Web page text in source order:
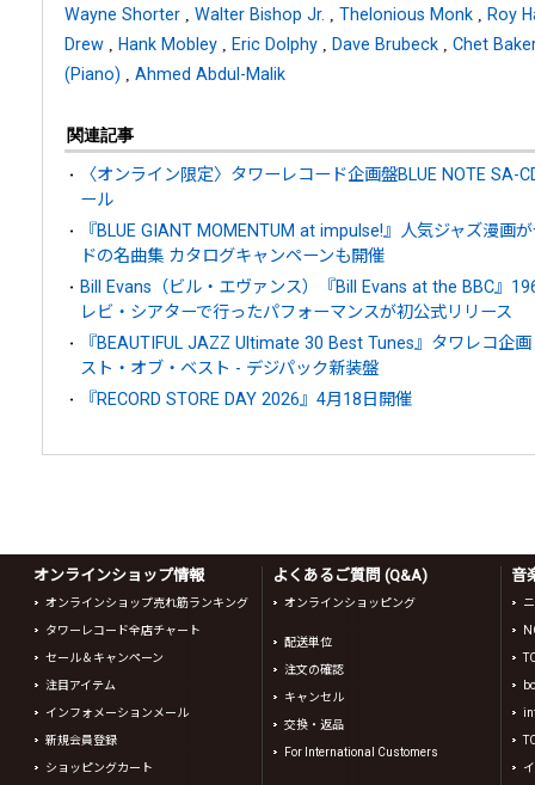
Wayne Shorter Walter Bishop Jr. Thelonious Monk
Roy
Drew
Hank Mobley Eric Dolphy Dave Brubeck
Chet
(Piano)
Ahmed Abdul-Malik
関連記事
〈オンライン限定〉タワーレコード企画盤BLUE NOTE SA-
ール
『BLUE GIANT MOMENTUM at impulse!』人気ジャズ漫画
ドの名曲集 カタログキャンペーンも開催
Bill Evans（ビル・エヴァンス）『Bill Evans at the BBC』
レビ・シアターで行ったパフォーマンスが初公式リリース
『BEAUTIFUL JAZZ Ultimate 30 Best Tunes』タワレコ企
スト・オブ・ベスト - デジパック新装盤
『RECORD STORE DAY 2026』4月18日開催
オンラインショップ情報
オンラインショップ売れ筋ランキング
タワーレコード全店チャート
セール＆キャンペーン
注目アイテム
インフォメーションメール
新規会員登録
ショッピングカート
よくあるご質問 (Q&A)
オンラインショッピング
配送単位
注文の確認
キャンセル
交換・返品
For International Customers
音